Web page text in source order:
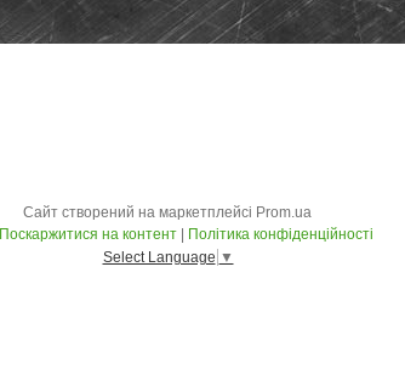
Сайт створений на маркетплейсі Prom.ua
Поскаржитися на контент
Політика конфіденційності
Select Language ▼